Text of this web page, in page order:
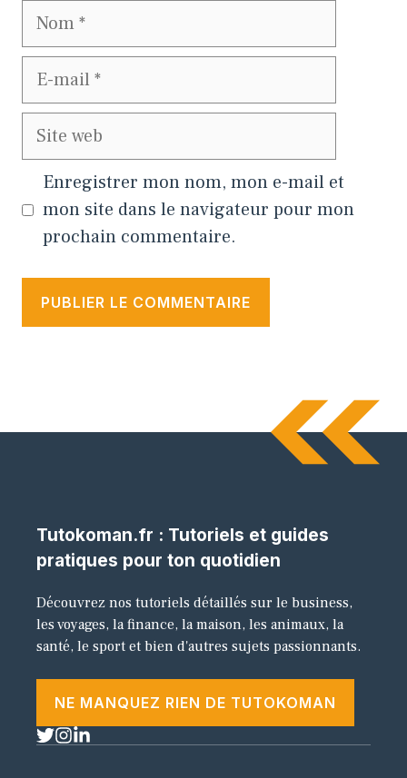
Nom
E-
Site
Enregistrer mon nom, mon e-mail et
mon site dans le navigateur pour mon
prochain commentaire.
Tutokoman.fr : Tutoriels et guides
pratiques pour ton quotidien
Découvrez nos tutoriels détaillés sur le business,
les voyages, la finance, la maison, les animaux, la
santé, le sport et bien d'autres sujets passionnants.
NE MANQUEZ RIEN DE TUTOKOMAN